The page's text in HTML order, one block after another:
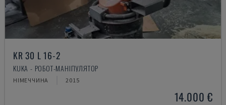
KR 30 L 16-2
KUKA - РОБОТ-МАНІПУЛЯТОР
НІМЕЧЧИНА 2015
14.000 €